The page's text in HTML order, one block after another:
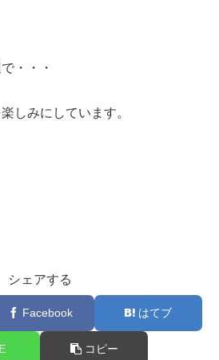
・・・
しみにしています。
シェアする
Facebook はてブ
コピー